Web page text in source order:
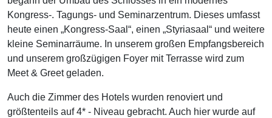
Kongress-. Tagungs- und Seminarzentrum. Dieses umfasst
heute einen „Kongress-Saal“, einen „Styriasaal“ und weitere
kleine Seminarräume. In unserem großen Empfangsbereich
und unserem großzügigen Foyer mit Terrasse wird zum
Meet & Greet geladen.
Auch die Zimmer des Hotels wurden renoviert und
größtenteils auf 4* - Niveau gebracht. Auch hier wurde auf